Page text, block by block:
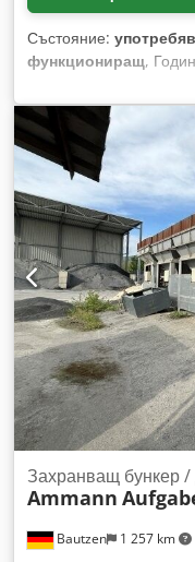
Състояние:
функциониращ,
подаване на
-Конструкция -
за изхвърляне/
Bautzen 1 257 km
Захранващ бункер /
Ammann